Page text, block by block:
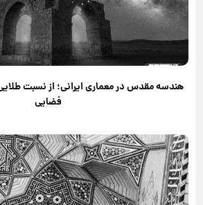
هندسه مقدس در معماری ایرانی؛ از نسبت
فضایی